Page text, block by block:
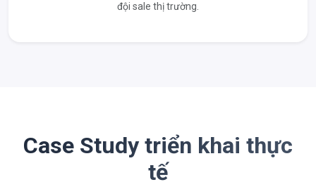
đội sale thị trường.
Case Study triển khai thực
tế